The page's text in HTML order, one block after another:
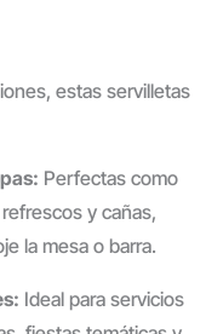
estas servilletas
Perfectas como
y cañas,
la mesa o barra.
Ideal para servicios